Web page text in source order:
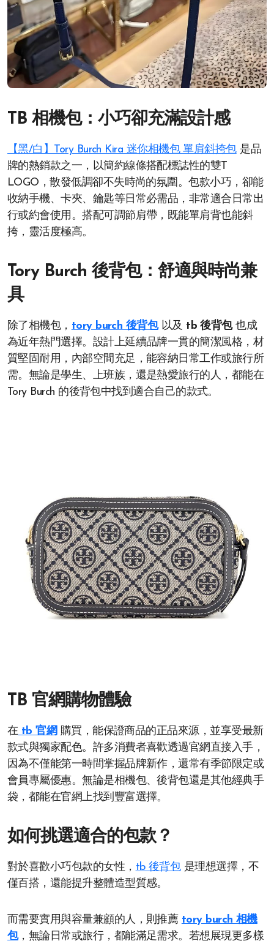
TB 相機包：小巧卻充滿設計感
【黑/白】Tory Burch Kira 迷你相機包 單肩斜挎包是品
牌的熱銷款之一，以簡約線條搭配標誌性的雙T
LOGO，散發低調卻不失時尚的氛圍。包款小巧，卻能
收納手機、卡夾、鑰匙等日常必需品，非常適合日常出
行或約會使用。搭配可調節肩帶，既能單肩背也能斜
挎，靈活度極高。
Tory Burch 後背包：舒適與時尚兼
具
除了相機包， tory burch 後背包以及 tb 後背包也成
為近年熱門選擇。設計上延續品牌一貫的簡潔風格，材
質堅固耐用，內部空間充足，能容納日常工作或旅行所
需。無論是學生、上班族，還是熱愛旅行的人，都能在
Tory Burch 的後背包中找到適合自己的款式。
TB 官網購物體驗
在 tb 官網購買，能保證商品的正品來源，並享受最新
款式與獨家配色。許多消費者喜歡透過官網直接入手，
因為不僅能第一時間掌握品牌新作，還常有季節限定或
會員專屬優惠。無論是相機包、後背包還是其他經典手
袋，都能在官網上找到豐富選擇。
如何挑選適合的包款？
對於喜歡小巧包款的女性， tb 後背包是理想選擇，不
僅百搭，還能提升整體造型質感。
而需要實用與容量兼顧的人，則推薦 tory burch 相機
包，無論日常或旅行，都能滿足需求。若想展現更多樣